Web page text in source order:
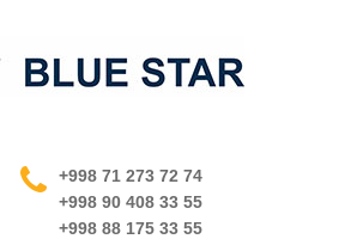
jarayonni
tizimi
+998 71 273 72 74
+998 90 408 33 55
+998 88 175 33 55